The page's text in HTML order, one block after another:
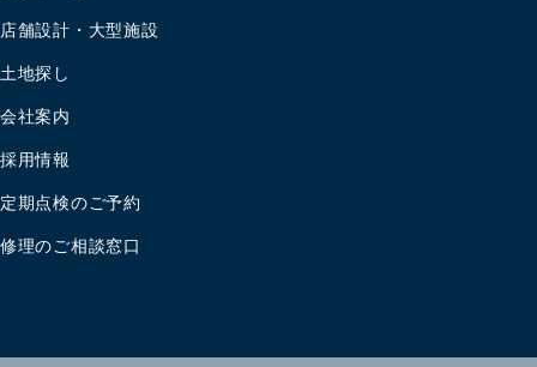
店舗設計・大型施設
土地探し
会社案内
採用情報
定期点検のご予約
修理のご相談窓口